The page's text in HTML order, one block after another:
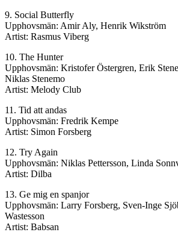
9. Social Butterfly
Upphovsmän: Amir Aly, Henrik Wikström
Artist: Rasmus Viberg
10. The Hunter
Upphovsmän: Kristofer Östergren, Erik
Niklas Stenemo
Artist: Melody Club
11. Tid att andas
Upphovsmän: Fredrik Kempe
Artist: Simon Forsberg
12. Try Again
Upphovsmän: Niklas Pettersson, Linda
Artist: Dilba
13. Ge mig en spanjor
Upphovsmän: Larry Forsberg, Sven-Inge
Wastesson
Artist: Babsan